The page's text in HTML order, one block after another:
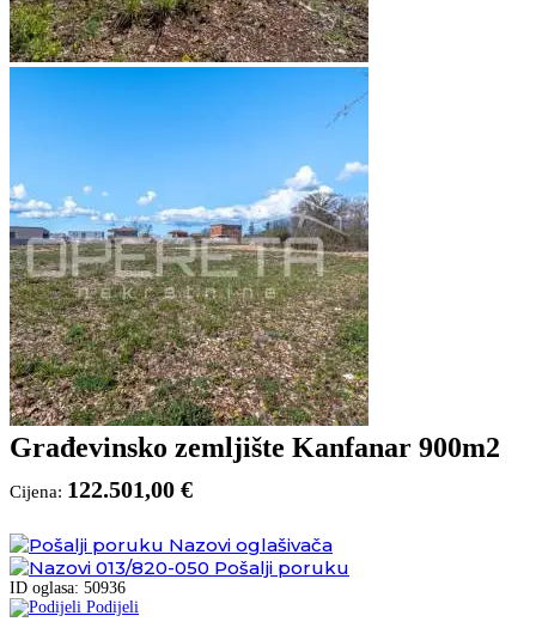
Građevinsko zemljište Kanfanar 900m2
Cijena: 122.501,00 €
Nazovi oglašivača
013/820-050 Pošalji poruku
ID oglasa: 50936
Podijeli